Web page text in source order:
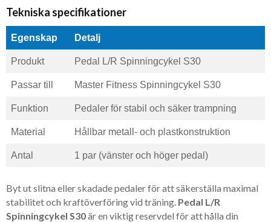
Tekniska specifikationer
Egenskap Detalj
Produkt Pedal L/R Spinningcykel S30
Passar till Master Fitness Spinningcykel S30
Funktion Pedaler för stabil och säker trampning
Material Hållbar metall- och plastkonstruktion
Antal 1 par (vänster och höger pedal)
Byt ut slitna eller skadade pedaler för att säkerställa maximal
stabilitet och kraftöverföring vid träning. Pedal L/R
Spinningcykel S30är en viktig reservdel för att hålla din